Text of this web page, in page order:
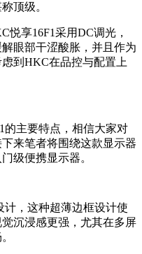
顶级。
悦享16F1采用DC调光，
眼部干涩酸胀，并且作为
到HKC在品控与配置上
的主要特点，相信大家对
来笔者将围绕这款显示器
级便携显示器。
计，这种超薄边框设计使
沉浸感更强，尤其在多屏